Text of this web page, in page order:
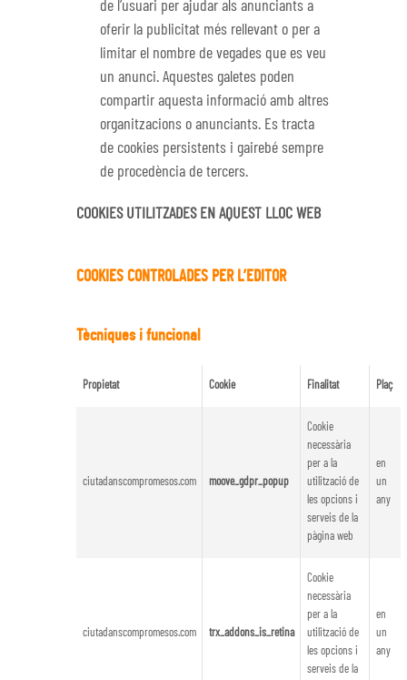
de l’usuari per ajudar als anunciants a
oferir la publicitat més rellevant o per a
limitar el nombre de vegades que es veu
un anunci. Aquestes galetes poden
compartir aquesta informació amb altres
organitzacions o anunciants. Es tracta
de cookies persistents i gairebé sempre
de procedència de tercers.
COOKIES UTILITZADES EN AQUEST LLOC WEB
COOKIES CONTROLADES PER L’EDITOR
Tècniques i funcional
Propietat Cookie Finalitat Plaç
ciutadanscompromesos.com moove_gdpr_popup
Cookie
necessària
per a la
utilització de
les opcions i
serveis de la
pàgina web
en
un
any
ciutadanscompromesos.com trx_addons_is_retina
Cookie
necessària
per a la
utilització de
les opcions i
serveis de la
en
un
any